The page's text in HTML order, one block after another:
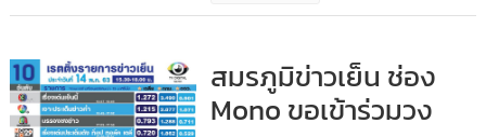
สมรภูมิข่าวเย็น ช่อง
Mono ขอเข้าร่วมวง